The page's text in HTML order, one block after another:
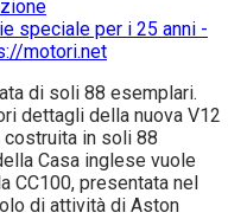
di soli 88 esemplari.
dettagli della nuova V12
costruita in soli 88
Casa inglese vuole
CC100, presentata nel
di attività di Aston